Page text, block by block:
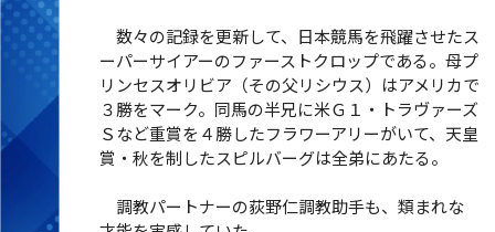
数々の記録を更新して、日本競馬を飛躍させたス
ーパーサイアーのファーストクロップである。母プ
リンセスオリビア（その父リシウス）はアメリカで
３勝をマーク。同馬の半兄に米Ｇ１・トラヴァーズ
Ｓなど重賞を４勝したフラワーアリーがいて、天皇
賞・秋を制したスピルバーグは全弟にあたる。
調教パートナーの荻野仁調教助手も、類まれな